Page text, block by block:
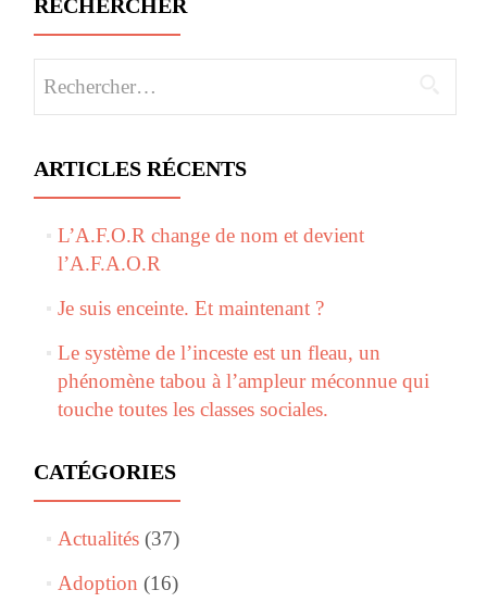
RECHERCHER
ARTICLES RÉCENTS
L’A.F.O.R change de nom et devient
l’A.F.A.O.R
Je suis enceinte. Et maintenant ?
Le système de l’inceste est un fleau, un
phénomène tabou à l’ampleur méconnue qui
touche toutes les classes sociales.
CATÉGORIES
Actualités(37)
Adoption (16)